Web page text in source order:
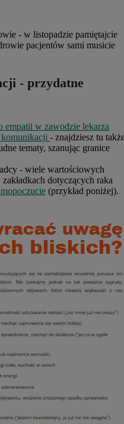
- w listopadzie pamiętajcie
pacjentów sami musicie
- przydatne
empatii w zawodzie lekarza
- znajdziesz tu
tematy, szanując granice
- wiele wartościowych
dotyczących raka
(przykład poniżej).